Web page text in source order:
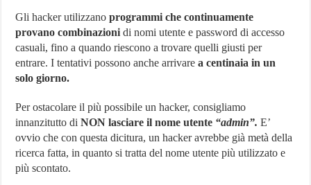
Gli hacker utilizzanoprogrammi che continuamente
provano combinazioni di nomi utente e password di accesso
casuali, fino a quando riescono a trovare quelli giusti per
entrare. I tentativi possono anche arrivarea centinaia in un
solo giorno.
Per ostacolare il più possibile un hacker, consigliamo
innanzitutto diNON lasciare il nome utente “admin”. E’
ovvio che con questa dicitura, un hacker avrebbe già metà della
ricerca fatta, in quanto si tratta del nome utente più utilizzato e
più scontato.